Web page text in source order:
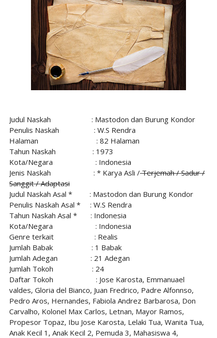
Judul Naskah
: Mastodon dan Burung Kondor
Penulis Naskah
: W.S Rendra
Halaman
: 82 Halaman
Tahun Naskah
: 1973
Kota/Negara
: Indonesia
Jenis Naskah
: * Karya Asli /Terjemah / Sadur /
Sanggit / Adaptasi
Judul Naskah Asal *
: Mastodon dan Burung Kondor
Penulis Naskah Asal *
: W.S Rendra
Tahun Naskah Asal *
: Indonesia
Kota/Negara
: Indonesia
Genre terkait
: Realis
Jumlah Babak
: 1 Babak
Jumlah Adegan
: 21 Adegan
Jumlah Tokoh
: 24
Daftar Tokoh
: Jose Karosta, Emmanuael
valdes, Gloria del Bianco, Juan Fredrico, Padre Alfonnso,
Pedro Aros, Hernandes, Fabiola Andrez Barbarosa, Don
Carvalho, Kolonel Max Carlos, Letnan, Mayor Ramos,
Propesor Topaz, Ibu Jose Karosta, Lelaki Tua, Wanita Tua,
Anak Kecil 1, Anak Kecil 2, Pemuda 3, Mahasiswa 4,